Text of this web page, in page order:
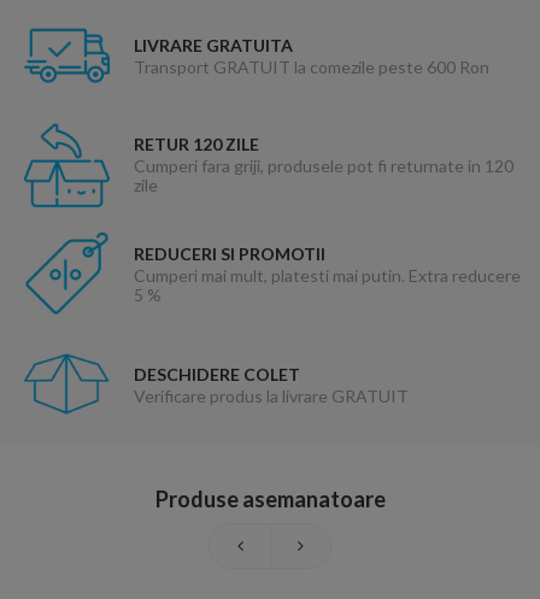
LIVRARE GRATUITA
Transport GRATUIT la comezile peste 600 Ron
RETUR 120 ZILE
Cumperi fara griji, produsele pot fi returnate in 120
zile
REDUCERI SI PROMOTII
Cumperi mai mult, platesti mai putin. Extra reducere
5 %
DESCHIDERE COLET
Verificare produs la livrare GRATUIT
Produse asemanatoare